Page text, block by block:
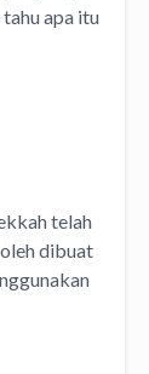
apa itu
telah
dibuat